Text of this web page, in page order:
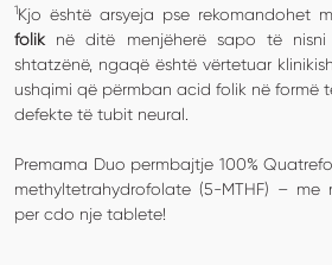
1Kjo është arsyeja pse rekomandohet
folik në ditë menjëherë sapo të
shtatzënë, ngaqë është vërtetuar
ushqimi që përmban acid folik në formë
defekte të tubit neural.
Premama Duo permbajtje 100%
methyltetrahydrofolate (5-MTHF) –
per cdo nje tablete!